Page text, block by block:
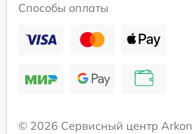
Способы оплаты
© 2026 Сервисный центр Arkon